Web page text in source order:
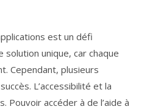
est un défi
solution unique, car chaque
Cependant, plusieurs
L’accessibilité et la
Pouvoir accéder à de l’aide à